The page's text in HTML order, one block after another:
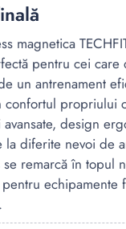
magnetica
pentru cei care
un antrenament
confortul propriului
design
la diferite nevoi de
remarcă în topul
echipamente